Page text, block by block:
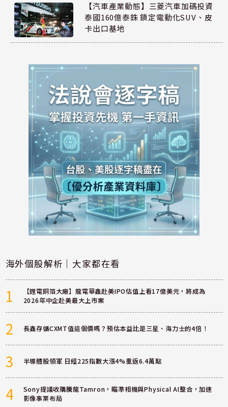
【汽車產業動態】三菱汽車加碼投資
泰國160億泰銖 鎖定電動化SUV、皮
卡出口基地
海外個股解析｜大家都在看
1
【鋰電銅箔大廠】龍電華鑫赴美IPO估值上看17億美元，將成為
2026年中企赴美最大上市案
2 長鑫存儲CXMT值這個價嗎？預估本益比是三星、海力士的4倍！
3 半導體股領軍 日經225指數大漲4%重返6.4萬點
4
Sony提議收購騰龍Tamron，瞄準相機與Physical AI整合，加速
影像事業布局